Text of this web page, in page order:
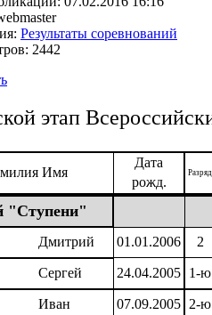
Результаты соревнований
2442
этап
Имя
Дата
Разряд
рожд.
"Ступени"
Дмитрий 01.01.2006 2
Сергей 24.04.2005 1-ю
Иван 07.09.2005 2-ю